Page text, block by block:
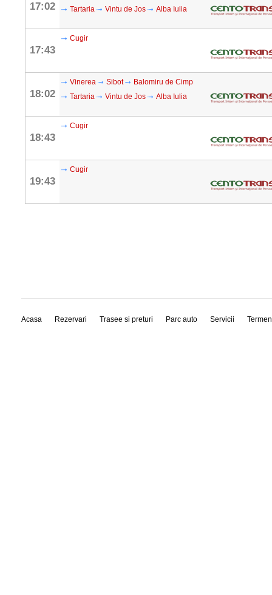
17:02
Tartaria
Vintu de Jos Alba Iulia
17:43
Cugir
18:02
Vinerea Sibot
Balomiru de Cimp
Tartaria
Vintu de Jos Alba Iulia
18:43
Cugir
19:43
Cugir
Acasa Rezervari Trasee si preturi Parc auto Servicii